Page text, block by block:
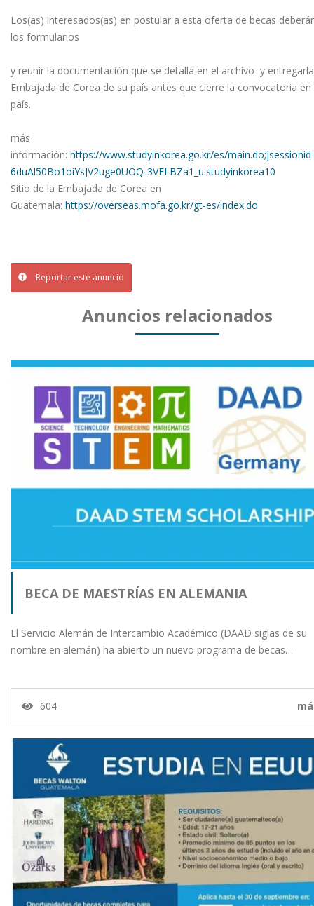
Los(as) interesados(as) en postular a esta oferta de becas
los formularios
y reunir la documentación que se detalla en el archivo y
Embajada de Corea de su país antes que cierre la convocatoria en
país.
más
información: https://www.studyinkorea.go.kr/es/
6duAl50Bo1oiYsJV2uge0UOQ-3VELBZa1_u.studyinkorea10
Sitio de la Embajada de Corea en
Guatemala: https://overseas.mofa.go.kr/gt-es/index.do
Reportar este anuncio
Anuncios relacionados
BECA DE MAESTRÍAS EN ALEMANIA
El Servicio Alemán de Intercambio Académico (DAAD siglas de su
nombre en alemán) ha abierto un nuevo programa de becas…
604